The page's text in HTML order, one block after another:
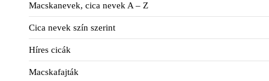
Macskanevek, cica nevek A – Z
Cica nevek szín szerint
Híres cicák
Macskafajták